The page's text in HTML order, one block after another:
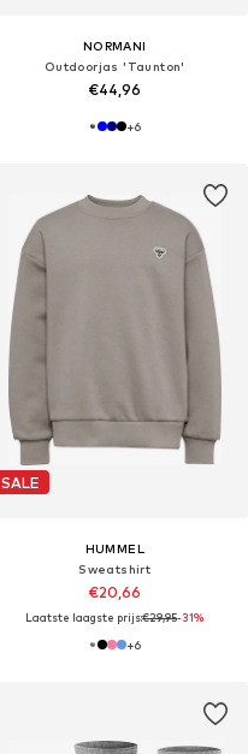
NORMANI
Outdoorjas 'Taunton'
€44,96
+6
SALE
HUMMEL
Sweatshirt
€20,66
Laatste laagste prijs:€29,95-31%
+6